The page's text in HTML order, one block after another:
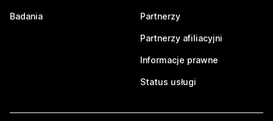
Badania Partnerzy
Partnerzy afiliacyjni
Informacje prawne
Status usługi